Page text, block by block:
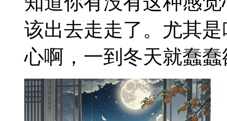
该出去走走了。尤其
心啊，一到冬天就蠢